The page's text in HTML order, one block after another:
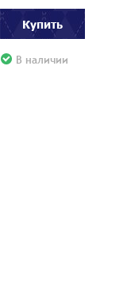
Купить
В наличии